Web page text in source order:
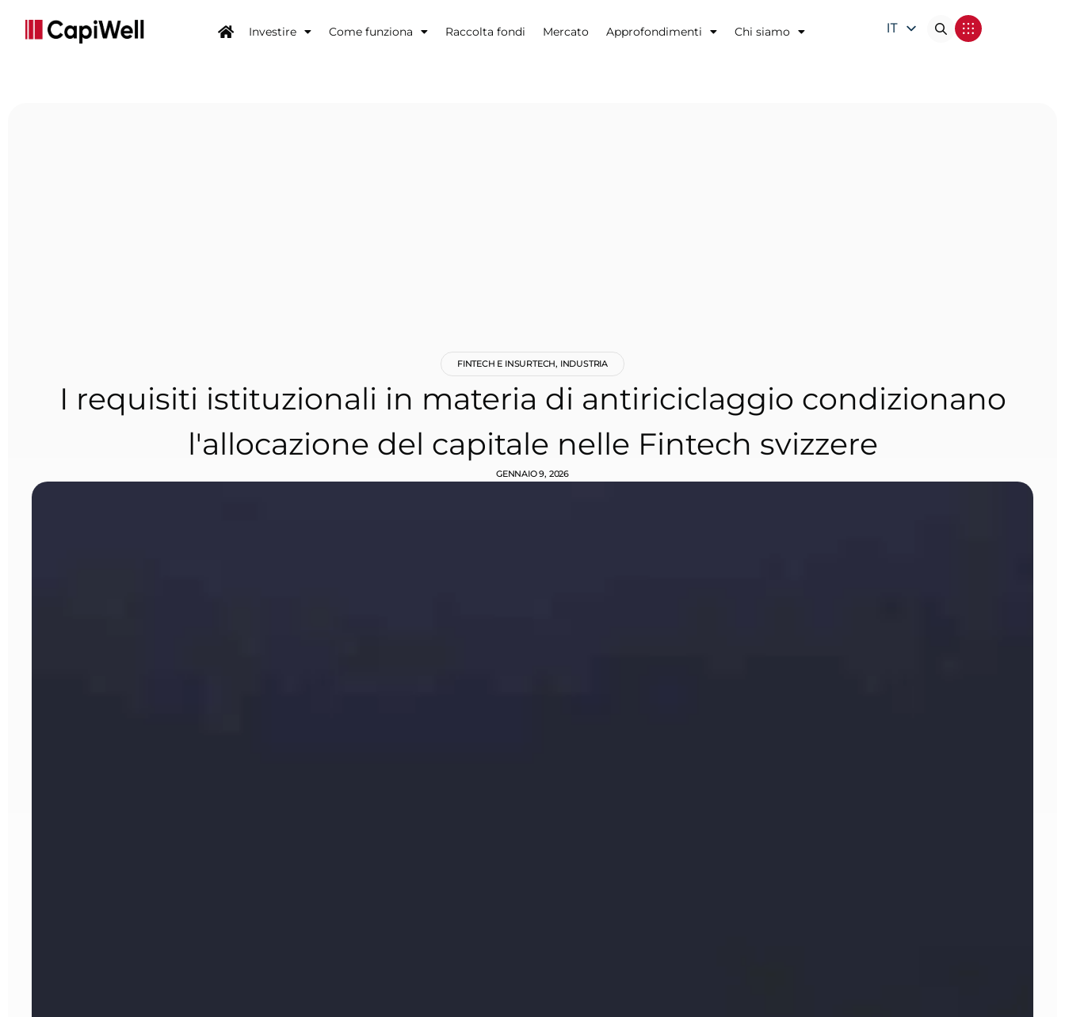
Investire Come funziona Raccolta fondi Mercato Approfondimenti Chi siamo
IT
FINTECH E INSURTECH, INDUSTRIA
I requisiti istituzionali in materia di antiriciclaggio condizionano
l'allocazione del capitale nelle Fintech svizzere
GENNAIO 9, 2026